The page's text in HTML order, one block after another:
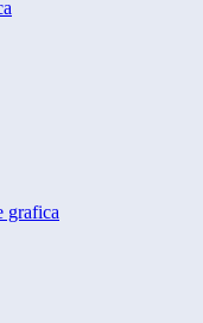
grafica